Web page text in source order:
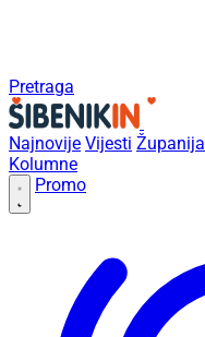
Pretraga
Najnovije Vijesti Županija
Kolumne
Promo